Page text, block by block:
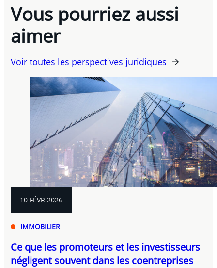
Vous pourriez aussi
aimer
Voir toutes les perspectives juridiques
10 FÉVR 2026
IMMOBILIER
Ce que les promoteurs et les investisseurs
négligent souvent dans les coentreprises